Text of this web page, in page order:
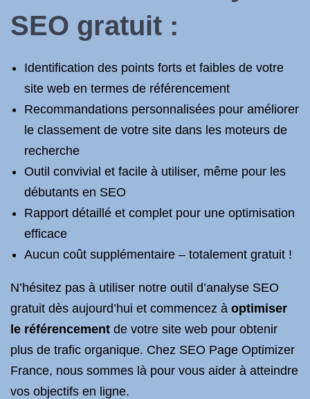
SEO gratuit :
Identification des points forts et faibles de votre
site web en termes de référencement
Recommandations personnalisées pour améliorer
le classement de votre site dans les moteurs de
recherche
Outil convivial et facile à utiliser, même pour les
débutants en SEO
Rapport détaillé et complet pour une optimisation
efficace
Aucun coût supplémentaire – totalement gratuit !
N’hésitez pas à utiliser notre outil d’analyse SEO
gratuit dès aujourd’hui et commencez à optimiser
le référencement de votre site web pour obtenir
plus de trafic organique. Chez SEO Page Optimizer
France, nous sommes là pour vous aider à atteindre
vos objectifs en ligne.